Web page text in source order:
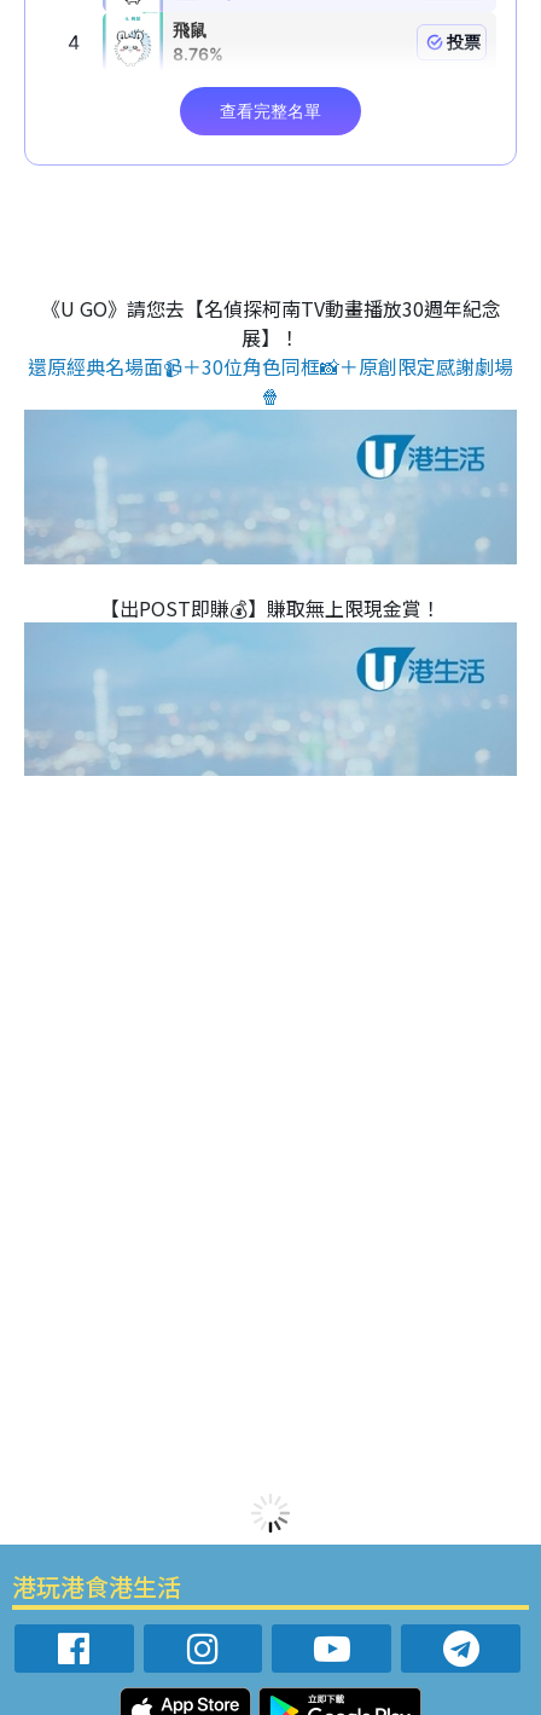
《U GO》請您去【名偵探柯南TV動畫播放30週年紀念
展】！
還原經典名場面📹＋30位角色同框📸＋原創限定感謝劇場
🍿
【出POST即賺💰】賺取無上限現金賞！
港玩港食港生活